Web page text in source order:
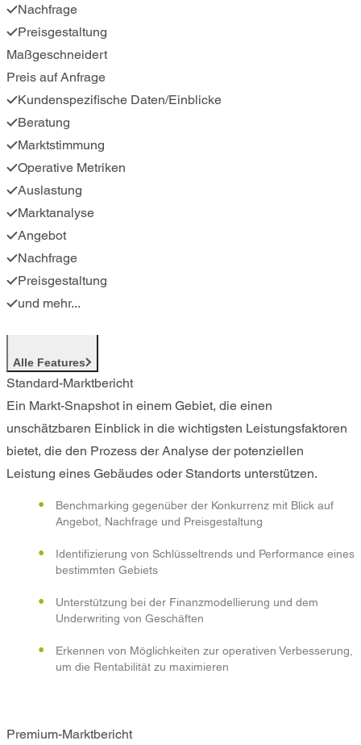
Nachfrage
Preisgestaltung
Maßgeschneidert
Preis auf Anfrage
Kundenspezifische Daten/Einblicke
Beratung
Marktstimmung
Operative Metriken
Auslastung
Marktanalyse
Angebot
Nachfrage
Preisgestaltung
und mehr...
Alle Features
Standard-Marktbericht
Ein Markt-Snapshot in einem Gebiet, die einen
unschätzbaren Einblick in die wichtigsten Leistungsfaktoren
bietet, die den Prozess der Analyse der potenziellen
Leistung eines Gebäudes oder Standorts unterstützen.
Benchmarking gegenüber der Konkurrenz mit Blick auf
Angebot, Nachfrage und Preisgestaltung
Identifizierung von Schlüsseltrends und Performance eines
bestimmten Gebiets
Unterstützung bei der Finanzmodellierung und dem
Underwriting von Geschäften
Erkennen von Möglichkeiten zur operativen Verbesserung,
um die Rentabilität zu maximieren
Premium-Marktbericht